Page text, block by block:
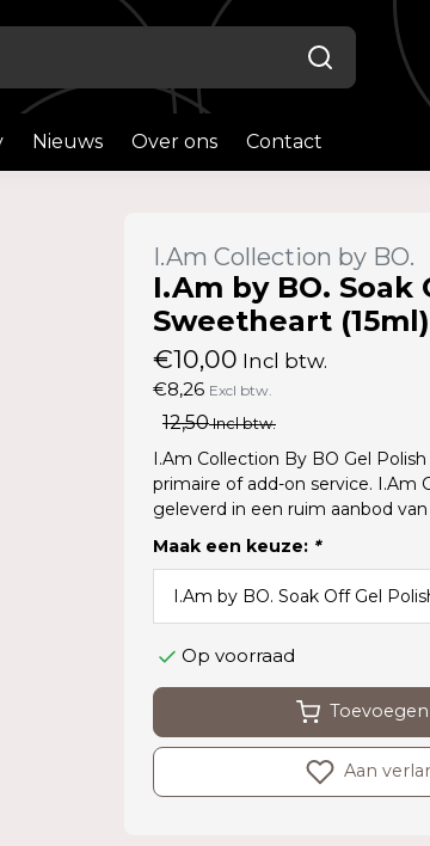
Nieuws Over ons Contact
I.Am Collection by BO.
I.Am by BO. Soak
Sweetheart (15ml)
€10,00 Incl btw.
€8,26 Excl btw.
12,50Incl btw.
I.Am Collection By BO Gel
primaire of add-on service. I.Am
geleverd in een ruim aanbod
Maak een keuze: *
Op voorraad
Aan